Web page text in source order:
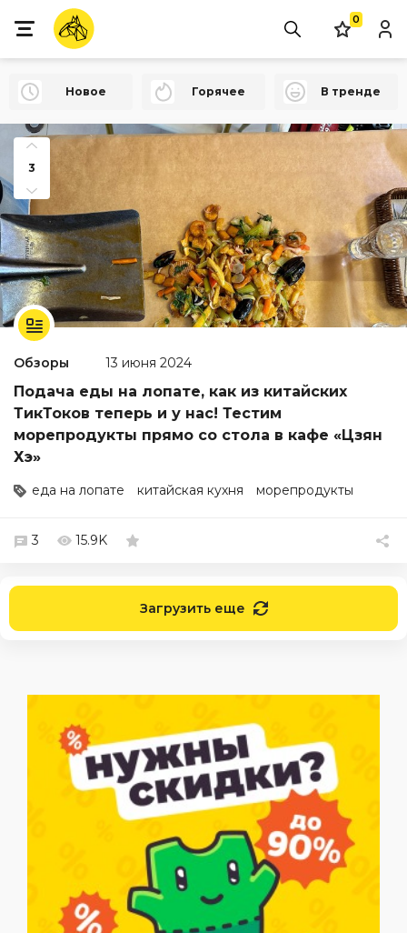
0
Новое Горячее В тренде
3
Обзоры 13 июня 2024
Подача еды на лопате, как из китайских
ТикТоков теперь и у нас! Тестим
морепродукты прямо со стола в кафе «Цзян
Хэ»
еда на лопате китайская кухня морепродукты
3 15.9K
Загрузить еще